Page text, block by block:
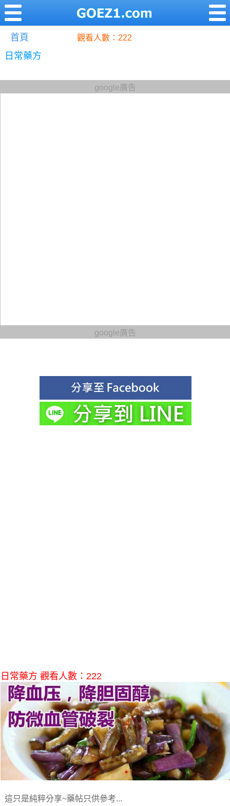
首頁 觀看人數：222
日常藥方
google廣告
google廣告
日常藥方 觀看人數：222
這只是純粹分享~藥帖只供參考...